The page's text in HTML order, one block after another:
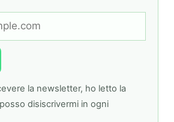
la newsletter, ho letto la
disiscrivermi in ogni